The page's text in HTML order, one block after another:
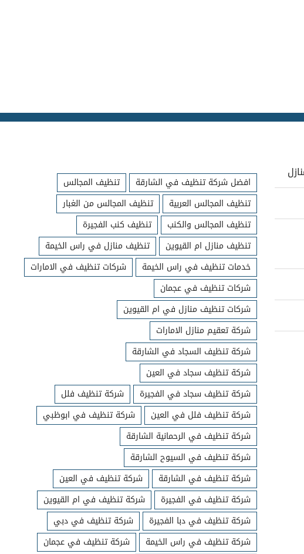
افضل شركة تنظيف في الشارقة
تنظيف المجالس
تنظيف المجالس العربية
تنظيف المجالس من الغبار
تنظيف المجالس والكنب
تنظيف كنب الفجيرة
تنظيف منازل ام القيوين
تنظيف منازل في راس الخيمة
خدمات تنظيف في راس الخيمة
شركات تنظيف في الامارات
شركات تنظيف في عجمان
شركات تنظيف منازل في ام القيوين
شركة تعقيم منازل الامارات
شركة تنظيف السجاد في الشارقة
شركة تنظيف سجاد في العين
شركة تنظيف سجاد في الفجيرة
شركة تنظيف فلل
شركة تنظيف فلل في العين
شركة تنظيف في ابوظبي
شركة تنظيف في الرحمانية الشارقة
شركة تنظيف في السيوح الشارقة
شركة تنظيف في الشارقة
شركة تنظيف في العين
شركة تنظيف في الفجيرة
شركة تنظيف في ام القيوين
شركة تنظيف في دبا الفجيرة
شركة تنظيف في دبي
شركة تنظيف في راس الخيمة
شركة تنظيف في عجمان